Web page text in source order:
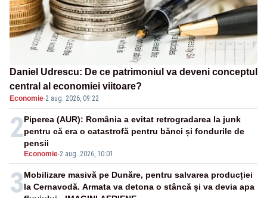
Daniel Udrescu: De ce patrimoniul va deveni conceptul
central al economiei viitoare?
Economie·2 aug. 2026, 09:22
2
Economie-2 aug. 2026, 10:01
Piperea (AUR): România a evitat retrogradarea la junk
pentru că era o catastrofă pentru bănci și fondurile de
pensii
3Mobilizare masivă pe Dunăre, pentru salvarea producției
la Cernavodă. Armata va detona o stâncă și va devia apa